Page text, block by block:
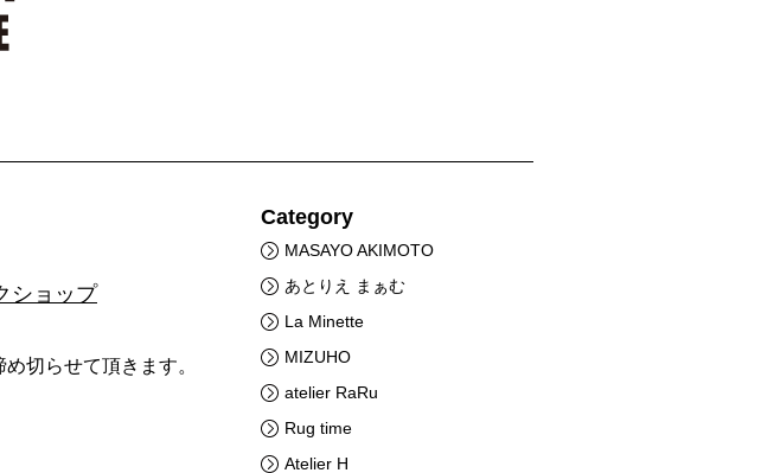
ショップ
切らせて頂きます。
Category
MASAYO AKIMOTO
あとりえ まぁむ
La Minette
MIZUHO
atelier RaRu
Rug time
Atelier H